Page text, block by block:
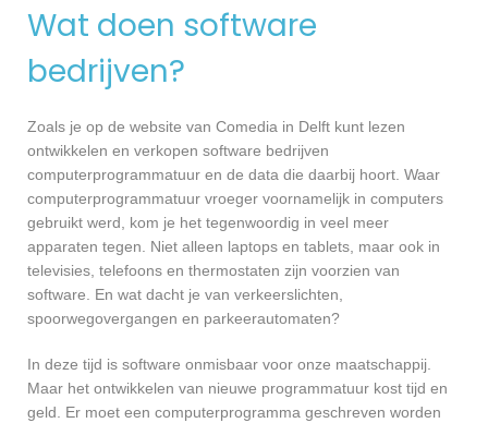
Wat doen software
bedrijven?
Zoals je op de website van Comedia in Delft kunt lezen
ontwikkelen en verkopen software bedrijven
computerprogrammatuur en de data die daarbij hoort. Waar
computerprogrammatuur vroeger voornamelijk in computers
gebruikt werd, kom je het tegenwoordig in veel meer
apparaten tegen. Niet alleen laptops en tablets, maar ook in
televisies, telefoons en thermostaten zijn voorzien van
software. En wat dacht je van verkeerslichten,
spoorwegovergangen en parkeerautomaten?
In deze tijd is software onmisbaar voor onze maatschappij.
Maar het ontwikkelen van nieuwe programmatuur kost tijd en
geld. Er moet een computerprogramma geschreven worden